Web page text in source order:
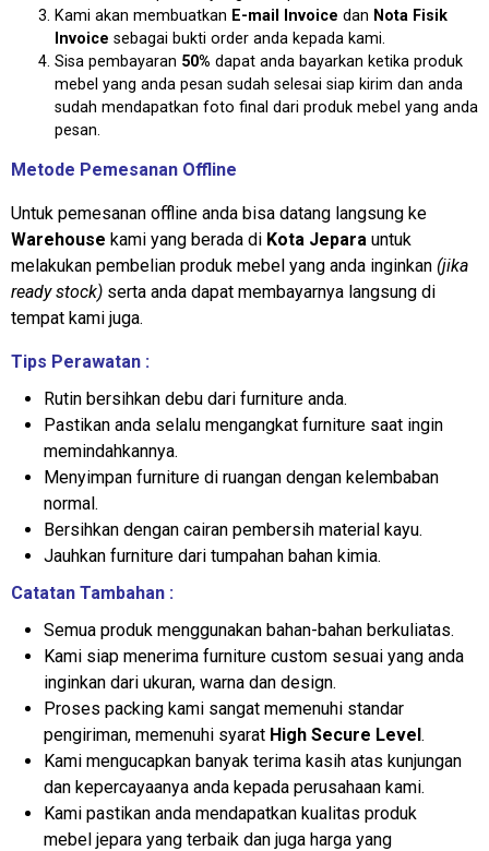
Kami akan membuatkan E-mail Invoice dan Nota Fisik
Invoice sebagai bukti order anda kepada kami.
Sisa pembayaran 50% dapat anda bayarkan ketika produk
mebel yang anda pesan sudah selesai siap kirim dan anda
sudah mendapatkan foto final dari produk mebel yang anda
pesan.
Metode Pemesanan Offline
Untuk pemesanan offline anda bisa datang langsung ke
Warehouse kami yang berada di Kota Jepara untuk
melakukan pembelian produk mebel yang anda inginkan (jika
ready stock) serta anda dapat membayarnya langsung di
tempat kami juga.
Tips Perawatan :
Rutin bersihkan debu dari furniture anda.
Pastikan anda selalu mengangkat furniture saat ingin
memindahkannya.
Menyimpan furniture di ruangan dengan kelembaban
normal.
Bersihkan dengan cairan pembersih material kayu.
Jauhkan furniture dari tumpahan bahan kimia.
Catatan Tambahan :
Semua produk menggunakan bahan-bahan berkuliatas.
Kami siap menerima furniture custom sesuai yang anda
inginkan dari ukuran, warna dan design.
Proses packing kami sangat memenuhi standar
pengiriman, memenuhi syarat High Secure Level.
Kami mengucapkan banyak terima kasih atas kunjungan
dan kepercayaanya anda kepada perusahaan kami.
Kami pastikan anda mendapatkan kualitas produk
mebel jepara yang terbaik dan juga harga yang